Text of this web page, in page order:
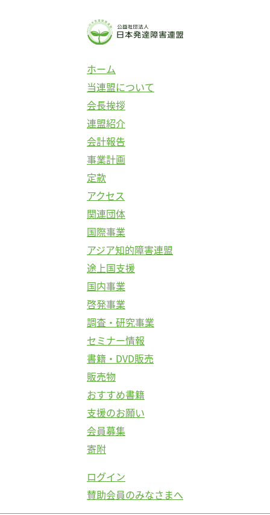
ホーム
当連盟について
会長挨拶
連盟紹介
会計報告
事業計画
定款
アクセス
関連団体
国際事業
アジア知的障害連盟
途上国支援
国内事業
啓発事業
調査・研究事業
セミナー情報
書籍・DVD販売
販売物
おすすめ書籍
支援のお願い
会員募集
寄附
ログイン
賛助会員のみなさまへ